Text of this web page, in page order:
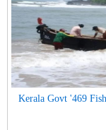
Kerala Govt '469